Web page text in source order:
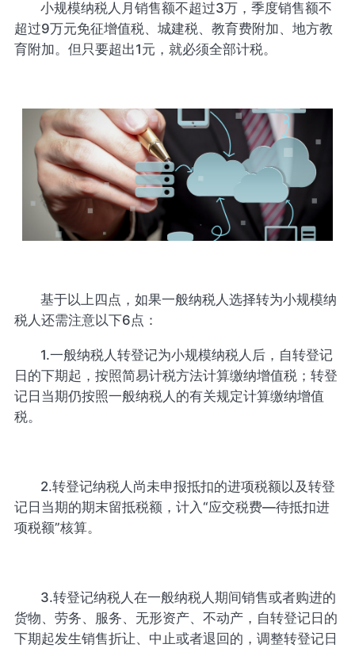
小规模纳税人月销售额不超过3万，季度销售额不
超过9万元免征增值税、城建税、教育费附加、地方教
育附加。但只要超出1元，就必须全部计税。
基于以上四点，如果一般纳税人选择转为小规模纳
税人还需注意以下6点：
1.一般纳税人转登记为小规模纳税人后，自转登记
日的下期起，按照简易计税方法计算缴纳增值税；转登
记日当期仍按照一般纳税人的有关规定计算缴纳增值
税。
2.转登记纳税人尚未申报抵扣的进项税额以及转登
记日当期的期末留抵税额，计入“应交税费—待抵扣进
项税额”核算。
3.转登记纳税人在一般纳税人期间销售或者购进的
货物、劳务、服务、无形资产、不动产，自转登记日的
下期起发生销售折让、中止或者退回的，调整转登记日